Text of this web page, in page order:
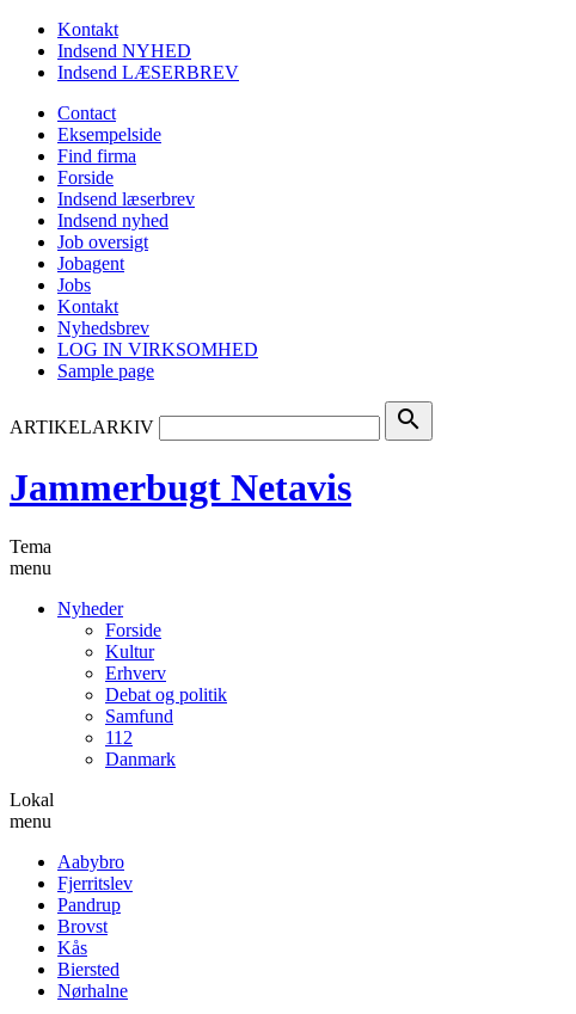
Kontakt
Indsend NYHED
Indsend LÆSERBREV
Contact
Eksempelside
Find firma
Forside
Indsend læserbrev
Indsend nyhed
Job oversigt
Jobagent
Jobs
Kontakt
Nyhedsbrev
LOG IN VIRKSOMHED
Sample page
ARTIKELARKIV search
Jammerbugt Netavis
Tema
menu
Nyheder
Forside
Kultur
Erhverv
Debat og politik
Samfund
112
Danmark
Lokal
menu
Aabybro
Fjerritslev
Pandrup
Brovst
Kås
Biersted
Nørhalne